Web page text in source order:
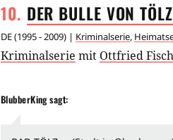
10. DER BULLE VONTÖLZ
DE(1995 - 2009) | Kriminalserie,
Kriminalserie mit Ottfried
BlubberKingsagt: